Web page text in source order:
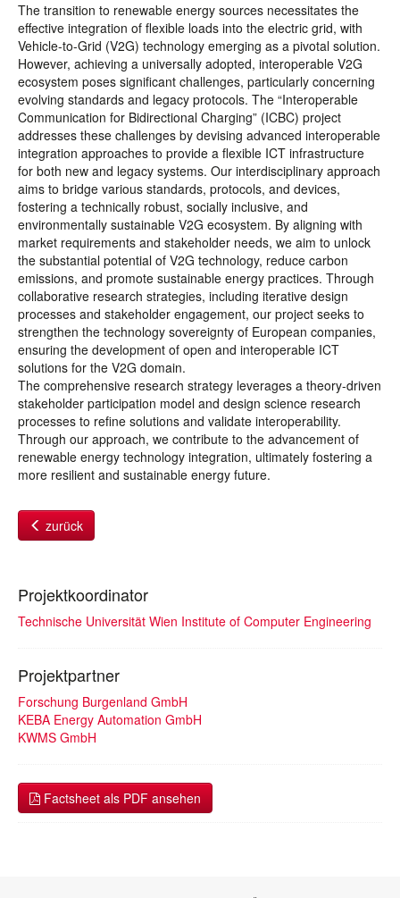
The transition to renewable energy sources necessitates the
effective integration of flexible loads into the electric grid, with
Vehicle-to-Grid (V2G) technology emerging as a pivotal solution.
However, achieving a universally adopted, interoperable V2G
ecosystem poses significant challenges, particularly concerning
evolving standards and legacy protocols. The “Interoperable
Communication for Bidirectional Charging” (ICBC) project
addresses these challenges by devising advanced interoperable
integration approaches to provide a flexible ICT infrastructure
for both new and legacy systems. Our interdisciplinary approach
aims to bridge various standards, protocols, and devices,
fostering a technically robust, socially inclusive, and
environmentally sustainable V2G ecosystem. By aligning with
market requirements and stakeholder needs, we aim to unlock
the substantial potential of V2G technology, reduce carbon
emissions, and promote sustainable energy practices. Through
collaborative research strategies, including iterative design
processes and stakeholder engagement, our project seeks to
strengthen the technology sovereignty of European companies,
ensuring the development of open and interoperable ICT
solutions for the V2G domain.
The comprehensive research strategy leverages a theory-driven
stakeholder participation model and design science research
processes to refine solutions and validate interoperability.
Through our approach, we contribute to the advancement of
renewable energy technology integration, ultimately fostering a
more resilient and sustainable energy future.
zurück
Projektkoordinator
Technische Universität Wien Institute of Computer Engineering
Projektpartner
Forschung Burgenland GmbH
KEBA Energy Automation GmbH
KWMS GmbH
Factsheet als PDF ansehen